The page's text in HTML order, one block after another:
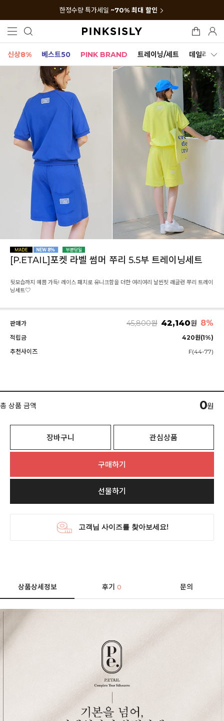
한정수량 특가세일 ~70% 최대 할인
신상8% 베스트50 PINK BRAND 트레이닝/세트 데일리세트
[P.ETAIL]포켓 라벨 썸머 쭈리 5.5부 트레이닝세트
뒷모습까지 예쁨 가득! 레이스 패치로 유니크함을 더한 여리여리 날씬핏 래글런 쭈리 트레이
닝세트♡
판매가 45,800원 42,140원 8%
적립금
420원(1%)
추천사이즈
F(44-77)
총 상품 금액 0원
장바구니 관심상품
구매하기
선물하기
상품상세정보 후기0 문의